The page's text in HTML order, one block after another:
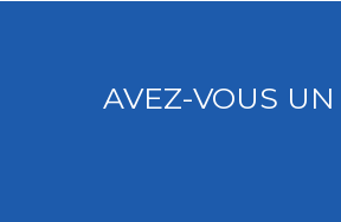
AVEZ-VOUS